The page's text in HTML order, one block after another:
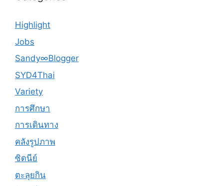
Highlight
Jobs
Sandy∞Blogger
SYD4Thai
Variety
การศึกษา
การเดินทาง
คลังรูปภาพ
ซิดนีย์
ตะลุยกิน